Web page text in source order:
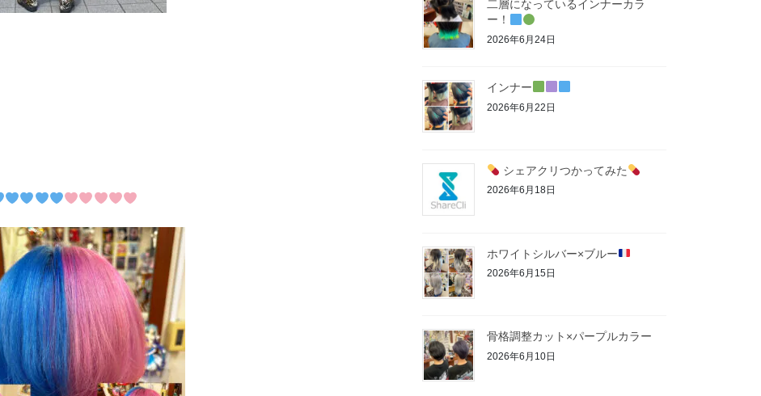
二層になっているインナーカラ
ー！
2026年6月24日
インナー
2026年6月22日
シェアクリつかってみた
2026年6月18日
ホワイトシルバー×ブルー
2026年6月15日
骨格調整カット×パープルカラー
2026年6月10日